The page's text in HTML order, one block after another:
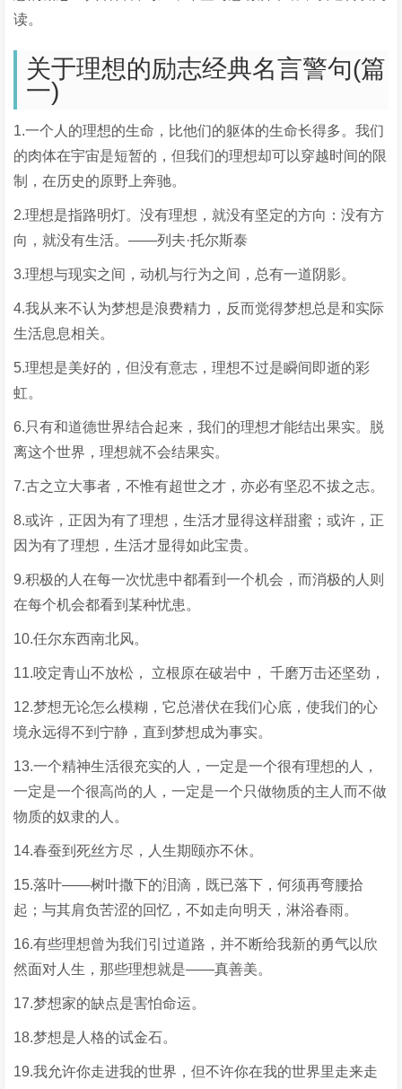
读。
关于理想的励志经典名言警句(篇
一)
1.一个人的理想的生命，比他们的躯体的生命长得多。我们
的肉体在宇宙是短暂的，但我们的理想却可以穿越时间的限
制，在历史的原野上奔驰。
2.理想是指路明灯。没有理想，就没有坚定的方向：没有方
向，就没有生活。——列夫·托尔斯泰
3.理想与现实之间，动机与行为之间，总有一道阴影。
4.我从来不认为梦想是浪费精力，反而觉得梦想总是和实际
生活息息相关。
5.理想是美好的，但没有意志，理想不过是瞬间即逝的彩
虹。
6.只有和道德世界结合起来，我们的理想才能结出果实。脱
离这个世界，理想就不会结果实。
7.古之立大事者，不惟有超世之才，亦必有坚忍不拔之志。
8.或许，正因为有了理想，生活才显得这样甜蜜；或许，正
因为有了理想，生活才显得如此宝贵。
9.积极的人在每一次忧患中都看到一个机会，而消极的人则
在每个机会都看到某种忧患。
10.任尔东西南北风。
11.咬定青山不放松， 立根原在破岩中， 千磨万击还坚劲，
12.梦想无论怎么模糊，它总潜伏在我们心底，使我们的心
境永远得不到宁静，直到梦想成为事实。
13.一个精神生活很充实的人，一定是一个很有理想的人，
一定是一个很高尚的人，一定是一个只做物质的主人而不做
物质的奴隶的人。
14.春蚕到死丝方尽，人生期颐亦不休。
15.落叶——树叶撒下的泪滴，既已落下，何须再弯腰拾
起；与其肩负苦涩的回忆，不如走向明天，淋浴春雨。
16.有些理想曾为我们引过道路，并不断给我新的勇气以欣
然面对人生，那些理想就是——真善美。
17.梦想家的缺点是害怕命运。
18.梦想是人格的试金石。
19.我允许你走进我的世界，但不许你在我的世界里走来走